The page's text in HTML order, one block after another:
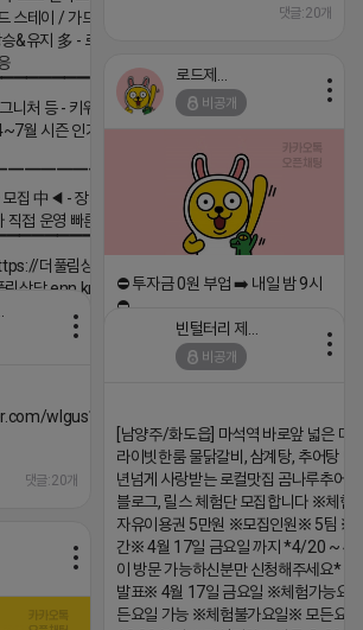
댓글:20개
테이 / 가드 / 자몽 등
&유지 多 - 로직변화,
▶쿠팡◀
니처 등 - 키워드 검색
월 시즌 인기 키워드
집 中◀ - 장기 협업 파
접 운영 빠른 피드백
(카
더풀림상
상담.enn.kr
비공개
⛔️ 투자금 0원 부업 ➡️ 내일 밤 9시
⛔️
2026-04-18 17:23
wlgus1647/224253846149
댓글:20개
비공개
[남양주/화도읍] 마석역 바로앞 넓은 매
라이빗한룸 물닭갈비, 삼계탕, 추어탕 맛
년넘게 사랑받는 로컬맛집 곰나루추어
블로그, 릴스 체험단 모집합니다 ※체험
자유이용권 5만원 ※모집인원※ 5팀 ※
간※ 4월 17일 금요일 까지 *4/20 ~ 4/
이 방문 가능하신분만 신청해주세요* ※
발표※ 4월 17일 금요일 ※체험가능요
든요일 가능 ※체험불가요일※ 모든요